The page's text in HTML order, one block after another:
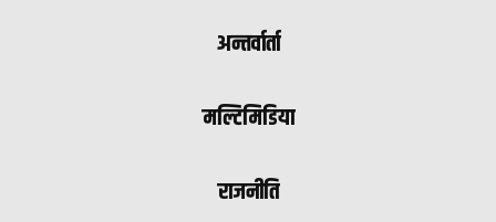
अन्तर्वार्ता
मल्टिमिडिया
राजनीति